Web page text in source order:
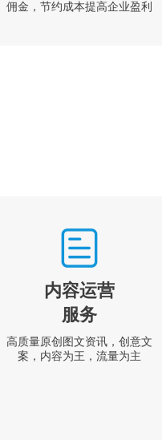
佣金，节约成本提高企业盈利
内容运营
服务
高质量原创图文资讯，创意文
案，内容为王，流量为主